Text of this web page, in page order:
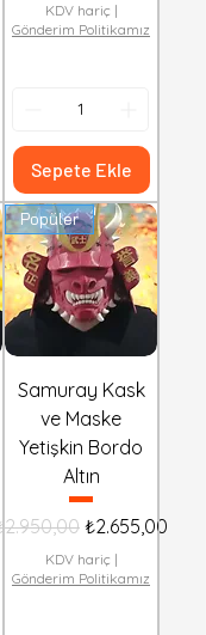
KDV hariç |
Gönderim Politikamız
Sepete Ekle
Popüler
Samuray Kask
ve Maske
Yetişkin Bordo
Altın
Fiyatİndirimli Fiyat
₺2.655,00
KDV hariç |
Gönderim Politikamız